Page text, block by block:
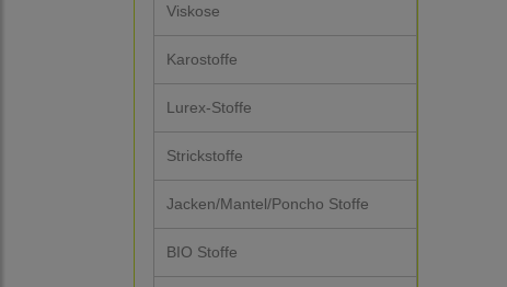
Viskose
Karostoffe
Lurex-Stoffe
Strickstoffe
Jacken/Mantel/Poncho Stoffe
BIO Stoffe